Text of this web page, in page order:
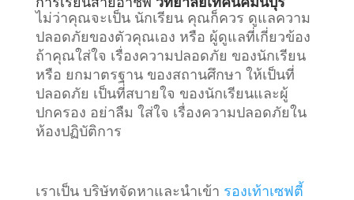
ไม่ว่าคุณจะเป็น นักเรียน คุณก็ควร ดูแลความ
ปลอดภัยของตัวคุณเอง หรือ ผู้ดูแลที่เกี่ยวข้อง
ถ้าคุณใส่ใจ เรื่องความปลอดภัย ของนักเรียน
หรือ ยกมาตรฐาน ของสถานศึกษา ให้เป็นที่
ปลอดภัย เป็นที่สบายใจ ของนักเรียนและผู้
ปกครอง อย่าลืม ใส่ใจ เรื่องความปลอดภัยใน
ห้องปฏิบัติการ
เราเป็น บริษัทจัดหาและนำเข้า รองเท้าเซฟตี้